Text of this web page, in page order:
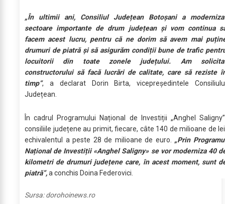
„În ultimii ani, Consiliul Județean Botoșani a
sectoare importante de drum județean și vom continua
facem acest lucru, pentru că ne dorim să avem mai
drumuri de piatră și să asigurăm condiții bune de trafic
locuitorii din toate zonele județului. Am
constructorului să facă lucrări de calitate, care să reziste
timp”, a declarat Dorin Birta, vicepreședintele
Județean.
În cadrul Programului Național de Investiții „Anghel
consiliile județene au primit, fiecare, câte 140 de milioane de
echivalentul a peste 28 de milioane de euro. „Prin
Național de Investiții «Anghel Saligny» se vor moderniza 40
kilometri de drumuri județene care, în acest moment, sunt
piatră”,a conchis Doina Federovici.
Sursa:dorohoinews.ro